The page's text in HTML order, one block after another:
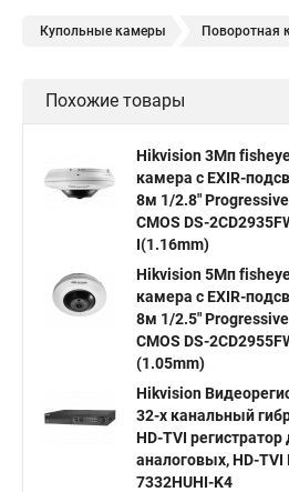
Купольные камеры Поворотная
Камера видеонаблюдения hikvision
Hikvision купить Hikvision
Hikvision poe
Hikvision 2 8 mm Hikvision camera
Видеонаблюдение
Hikvision 2cd2142fwd
Hikvision ds 2cd1148
hikvision ds 2cd2042wd i
Видеокамеры
Похожие товары
Hikvision 3Мп
камера c EXIR-
8м 1/2.8"
CMOS DS-
I(1.16mm)
Hikvision 5Мп
камера c EXIR-
8м 1/2.5"
CMOS DS-
(1.05mm)
Hikvision
32-х канальный
HD-TVI регистратор
аналоговых, HD-TVI
7332HUHI-K4